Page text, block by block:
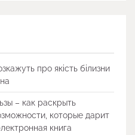
про якість білизни
– как раскрыть
которые дарит
книга